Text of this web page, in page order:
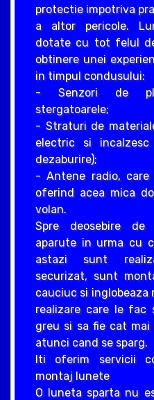
protectie impotriva
a altor pericole.
dotate cu tot felul
obtinere unei
in timpul condusului:
- Senzori de
stergatoarele;
- Straturi de
electric si
dezaburire);
- Antene radio, care
oferind acea mica
volan.
Spre deosebire
aparute in urma cu
astazi sunt
securizat, sunt
cauciuc si
realizare care le fac
greu si sa fie cat mai
atunci cand se sparg.
Iti oferim servicii
montaj lunete
O luneta sparta nu